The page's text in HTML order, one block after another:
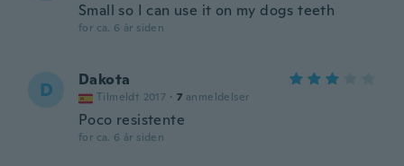
Small so I can use it on my dogs teeth
for ca. 6 år siden
D Dakota
Tilmeldt 2017 · 7 anmeldelser
Poco resistente
for ca. 6 år siden